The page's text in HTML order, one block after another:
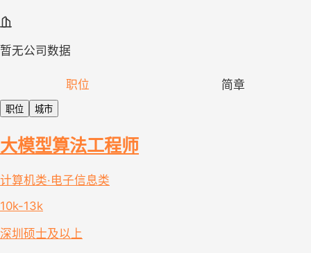
暂无公司数据
职位 简章
职位 城市
大模型算法工程师
计算机类·电子信息类
10k-13k
深圳 硕士及以上